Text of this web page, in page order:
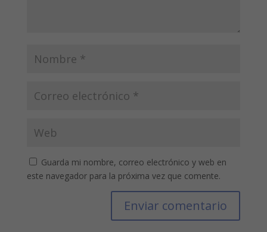
Guarda mi nombre, correo electrónico y web en
este navegador para la próxima vez que comente.